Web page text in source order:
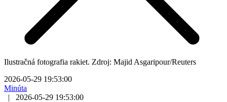
Ilustračná fotografia rakiet. Zdroj: Majid Asgaripour/Reuters
2026-05-29 19:53:00
Minúta
|
2026-05-29 19:53:00